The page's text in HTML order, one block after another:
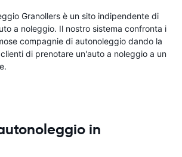
Granollers è un sito indipendente di
a noleggio. Il nostro sistema confronta i
compagnie di autonoleggio dando la
di prenotare un'auto a noleggio a un
in